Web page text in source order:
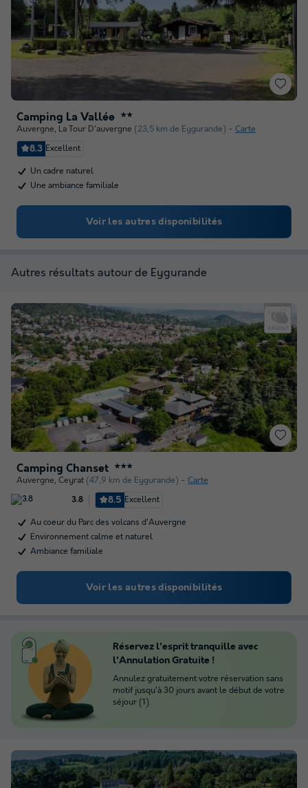
Camping La Vallée ★★
Auvergne, La Tour D'auvergne (23,5 km de Eygurande) Carte
8.3 Excellent
Un cadre naturel
Une ambiance familiale
Voir les autres disponibilités
Autres résultats autour de Eygurande
Camping Chanset ★★★
Auvergne, Ceyrat (47,9 km de Eygurande) Carte
3.8 8.5 Excellent
Au coeur du Parc des volcans d'Auvergne
Environnement calme et naturel
Ambiance familiale
Voir les autres disponibilités
Réservez l'esprit tranquille avec
l'Annulation Gratuite !
Annulez gratuitement votre réservation sans
motif jusqu'à 30 jours avant le début de votre
séjour (1).